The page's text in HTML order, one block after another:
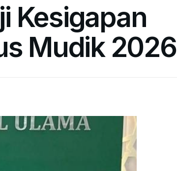
Kesigapan
Mudik 2026